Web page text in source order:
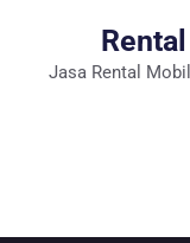
Jasa Rental